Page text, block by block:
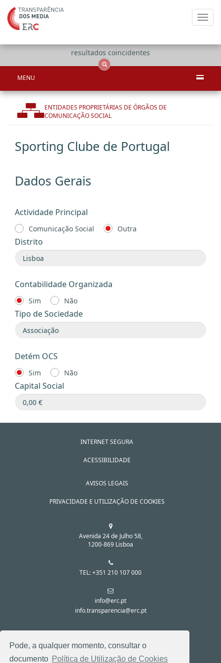
Pode, a qualquer momento, consultar o
documento Política de Utilização de Cookies
resultados coincidentes
MENU
ENTIDADES PROPRIETÁRIAS DE ÓRGÃOS DE
COMUNICAÇÃO SOCIAL
Sporting Clube de Portugal
Dados Gerais
Actividade Principal
Comunicação Social Outra
Distrito
Contabilidade Organizada
Sim Não
Tipo de Sociedade
Detém OCS
Sim Não
Capital Social
INTERNET SEGURA
ACESSIBILIDADE
AVISOS LEGAIS
PRIVACIDADE E UTILIZAÇÃO DE COOKIES
Avenida 24 de Julho 58,
1200-869 Lisboa
TEL: +351 210 107 000
info@erc.pt
info.transparencia@erc.pt